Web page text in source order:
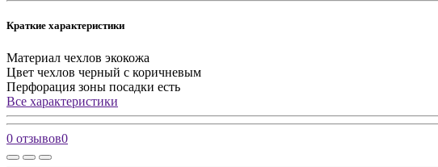
Краткие характеристики
Материал чехлов экокожа
Цвет чехлов черный с коричневым
Перфорация зоны посадки есть
Все характеристики
0 отзывов0